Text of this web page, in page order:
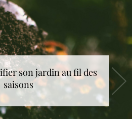
son jardin au fil des
saisons
le cadeau de Noël idéal
?